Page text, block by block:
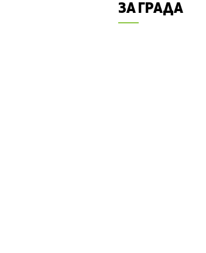
ЗА ГРАДА